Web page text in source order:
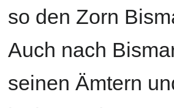
so den Zorn
Auch nach
seinen Ämtern